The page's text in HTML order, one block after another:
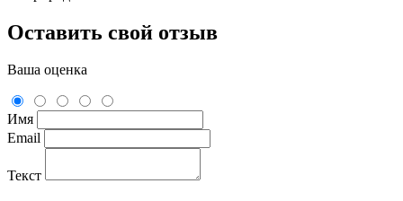
Оставить свой отзыв
Ваша оценка
Имя
Email
Текст